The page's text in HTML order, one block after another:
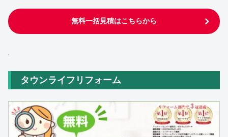
無料一括見積はこちらから
タウンライフリフォーム